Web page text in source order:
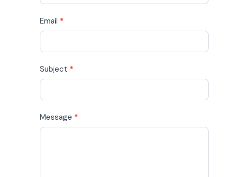
Email *
Subject *
Message *